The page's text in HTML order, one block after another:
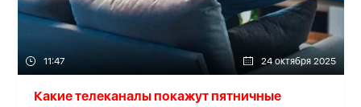
11:47 24 октября 2025
Какие телеканалы покажут пятничные